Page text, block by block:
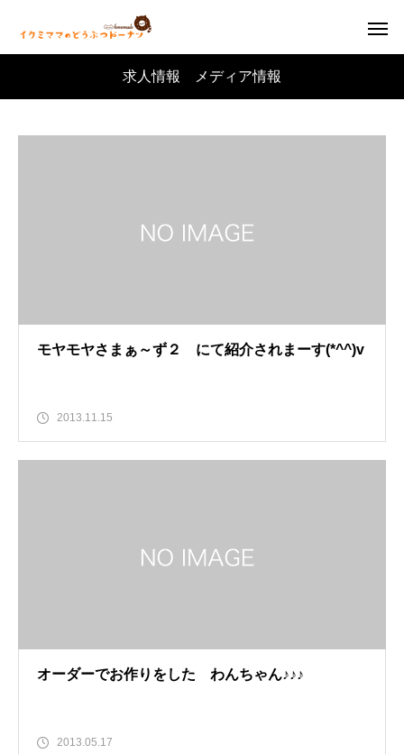
求人情報 メディア情報
モヤモヤさまぁ～ず２ にて紹介されまーす(*^^)v
2013.11.15
オーダーでお作りをした わんちゃん♪♪♪
2013.05.17